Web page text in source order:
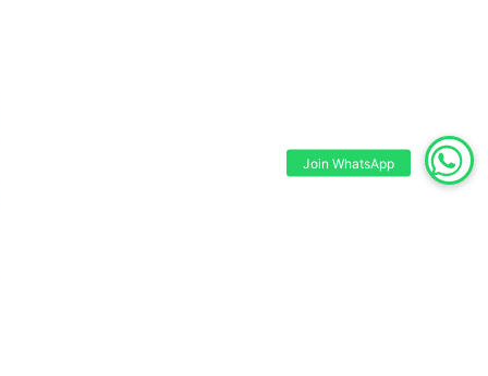
Join WhatsApp